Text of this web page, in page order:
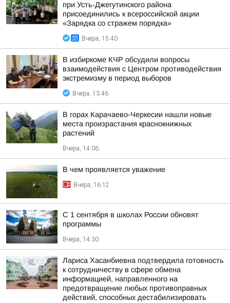
при Усть-Джегутинского района
присоединились к всероссийской акции
«Зарядка со стражем порядка»
Вчера, 15:40
В избиркоме КЧР обсудили вопросы
взаимодействия с Центром противодействия
экстремизму в период выборов
Вчера, 13:46
В горах Карачаево-Черкесии нашли новые
места произрастания краснокнижных
растений
Вчера, 14:06
В чем проявляется уважение
Вчера, 16:12
С 1 сентября в школах России обновят
программы
Вчера, 14:30
Лариса Хасанбиевна подтвердила готовность
к сотрудничеству в сфере обмена
информацией, направленного на
предотвращение любых противоправных
действий, способных дестабилизировать